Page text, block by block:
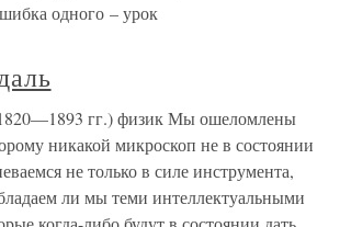
одного – урок
гг.) физик Мы ошеломлены
никакой микроскоп не в состоянии
не только в силе инструмента,
ли мы теми интеллектуальными